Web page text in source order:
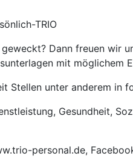
TRIO
Dann freuen wir
mit möglichem
Stellen unter anderem in
Gesundheit,
personal.de,